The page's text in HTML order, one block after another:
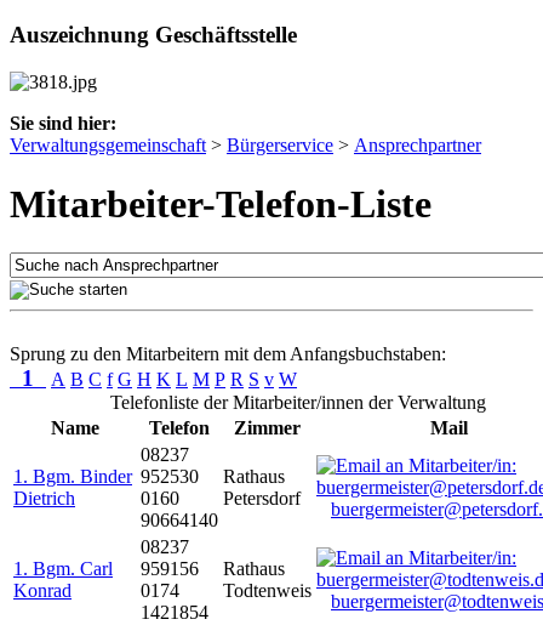
Auszeichnung Geschäftsstelle
Sie sind hier:
Verwaltungsgemeinschaft > Bürgerservice > Ansprechpartner
Mitarbeiter-Telefon-Liste
Sprung zu den Mitarbeitern mit dem Anfangsbuchstaben:
1 A B C f G H K L M P R S v W
Telefonliste der Mitarbeiter/innen der Verwaltung
Name
Telefon Zimmer Mail
1. Bgm. Binder
Dietrich
08237
952530
0160
90664140
Rathaus
Petersdorf
1. Bgm. Carl
Konrad
08237
959156
0174
1421854
Rathaus
Todtenweis